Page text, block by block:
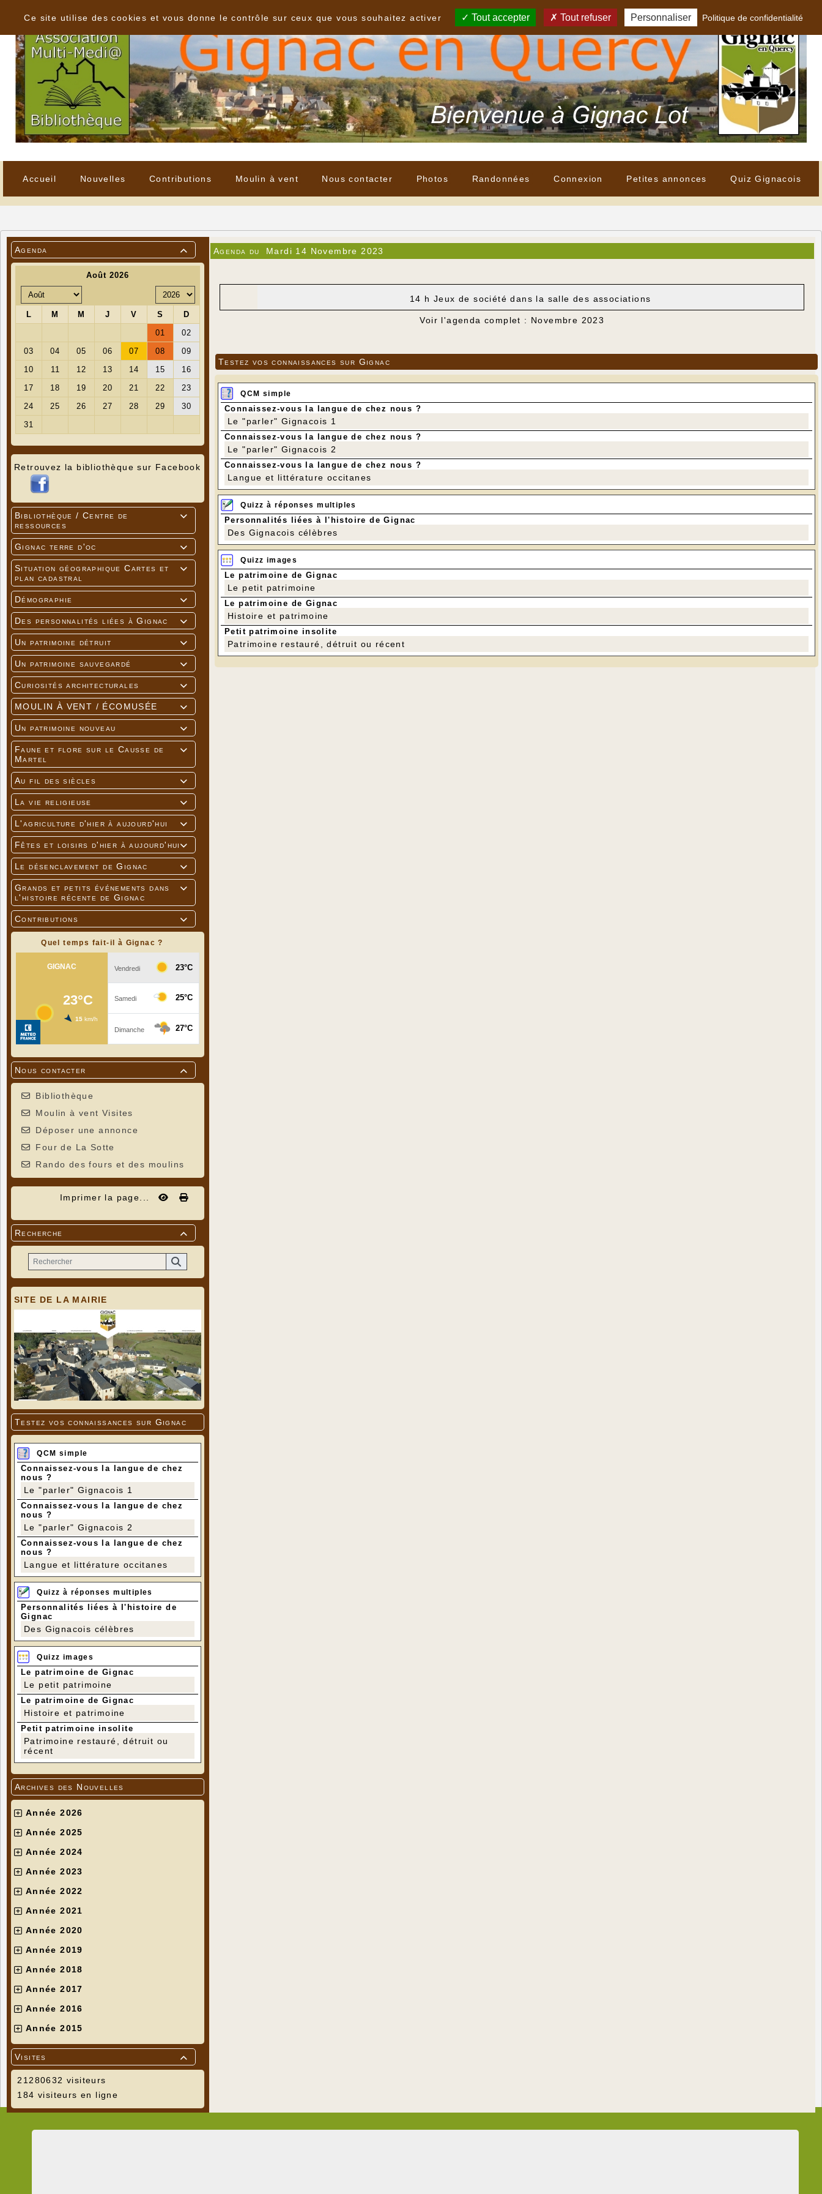
Accueil Nouvelles Contributions Moulin à vent Nous contacter Photos Randonnées Connexion Petites annonces Quiz Gignacois

Agenda
Retrouvez la bibliothèque sur Facebook

Bibliothèque / Centre de
ressources

Gignac terre d'oc

Situation géographique Cartes et
plan cadastral

Démographie

Des personnalités liées à Gignac

Un patrimoine détruit

Un patrimoine sauvegardé

Curiosités architecturales

MOULIN À VENT / ÉCOMUSÉE

Un patrimoine nouveau

Faune et flore sur le Causse de
Martel

Au fil des siècles

La vie religieuse

L'agriculture d'hier à aujourd'hui

Fêtes et loisirs d'hier à aujourd'hui

Le désenclavement de Gignac

Grands et petits événements dans
l'histoire récente de Gignac

Contributions
Quel temps fait-il à Gignac ?

Nous contacter
Bibliothèque
Moulin à vent Visites
Déposer une annonce
Four de La Sotte
Rando des fours et des moulins
Imprimer la page...

Recherche
SITE DE LA MAIRIE
Testez vos connaissances sur Gignac
QCM simple
Connaissez-vous la langue de chez
nous ?
Le "parler" Gignacois 1
Connaissez-vous la langue de chez
nous ?
Le "parler" Gignacois 2
Connaissez-vous la langue de chez
nous ?
Langue et littérature occitanes
Quizz à réponses multiples
Personnalités liées à l'histoire de
Gignac
Des Gignacois célèbres
Quizz images
Le patrimoine de Gignac
Le petit patrimoine
Le patrimoine de Gignac
Histoire et patrimoine
Petit patrimoine insolite
Patrimoine restauré, détruit ou
récent
Archives des Nouvelles
Année 2026
Année 2025
Année 2024
Année 2023
Année 2022
Année 2021
Année 2020
Année 2019
Année 2018
Année 2017
Année 2016
Année 2015

Visites
21280632 visiteurs
184 visiteurs en ligne
Agenda du Mardi 14 Novembre 2023
14 h Jeux de société dans la salle des associations
Voir l'agenda complet : Novembre 2023
Testez vos connaissances sur Gignac
QCM simple
Connaissez-vous la langue de chez nous ?
Le "parler" Gignacois 1
Connaissez-vous la langue de chez nous ?
Le "parler" Gignacois 2
Connaissez-vous la langue de chez nous ?
Langue et littérature occitanes
Quizz à réponses multiples
Personnalités liées à l'histoire de Gignac
Des Gignacois célèbres
Quizz images
Le patrimoine de Gignac
Le petit patrimoine
Le patrimoine de Gignac
Histoire et patrimoine
Petit patrimoine insolite
Patrimoine restauré, détruit ou récent
Ce site utilise des cookies et vous donne le contrôle sur ceux que vous souhaitez activer
Tout accepter Tout refuser Personnaliser Politique de confidentialité